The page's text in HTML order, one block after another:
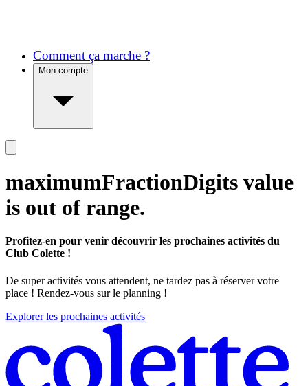
Comment ça marche ?
Mon compte
maximumFractionDigits value
is out of range.
Profitez-en pour venir découvrir les prochaines activités du
Club Colette !
De super activités vous attendent, ne tardez pas à réserver votre
place ! Rendez-vous sur le planning !
Explorer les prochaines activités